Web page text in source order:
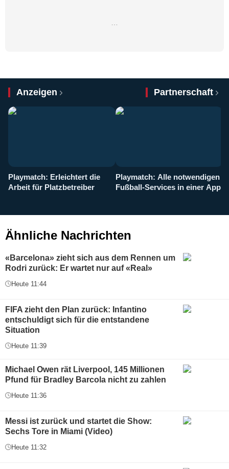
Anzeigen Partnerschaft
Playmatch: Erleichtert die
Arbeit für Platzbetreiber
Playmatch: Alle notwendigen
Fußball-Services in einer App
Ähnliche Nachrichten
«Barcelona» zieht sich aus dem Rennen um
Rodri zurück: Er wartet nur auf «Real»
Heute 11:44
FIFA zieht den Plan zurück: Infantino
entschuldigt sich für die entstandene
Situation
Heute 11:39
Michael Owen rät Liverpool, 145 Millionen
Pfund für Bradley Barcola nicht zu zahlen
Heute 11:36
Messi ist zurück und startet die Show:
Sechs Tore in Miami (Video)
Heute 11:32